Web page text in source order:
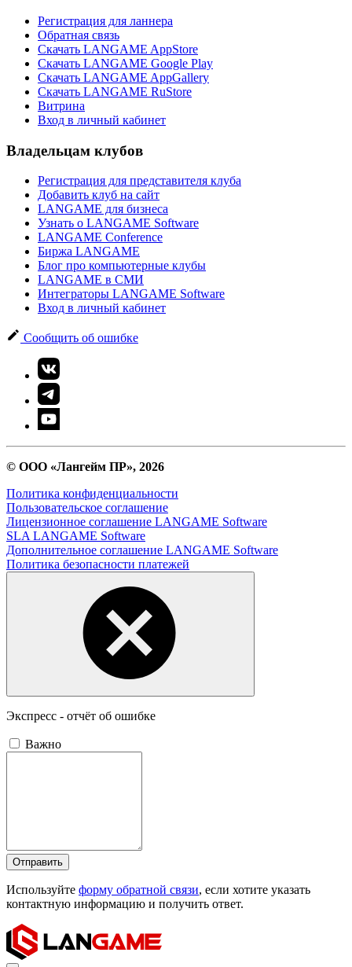
Регистрация для ланнера
Обратная связь
Скачать LANGAME AppStore
Скачать LANGAME Google Play
Скачать LANGAME AppGallery
Скачать LANGAME RuStore
Витрина
Вход в личный кабинет
Владельцам клубов
Регистрация для представителя клуба
Добавить клуб на сайт
LANGAME для бизнеса
Узнать о LANGAME Software
LANGAME Conference
Биржа LANGAME
Блог про компьютерные клубы
LANGAME в СМИ
Интеграторы LANGAME Software
Вход в личный кабинет
Сообщить об ошибке
© ООО «Лангейм ПР», 2026
Политика конфиденциальности
Пользовательское соглашение
Лицензионное соглашение LANGAME Software
SLA LANGAME Software
Дополнительное соглашение LANGAME Software
Политика безопасности платежей
Экспресс - отчёт об ошибке
Важно
Отправить
Используйте форму обратной связи, если хотите указать
контактную информацию и получить ответ.